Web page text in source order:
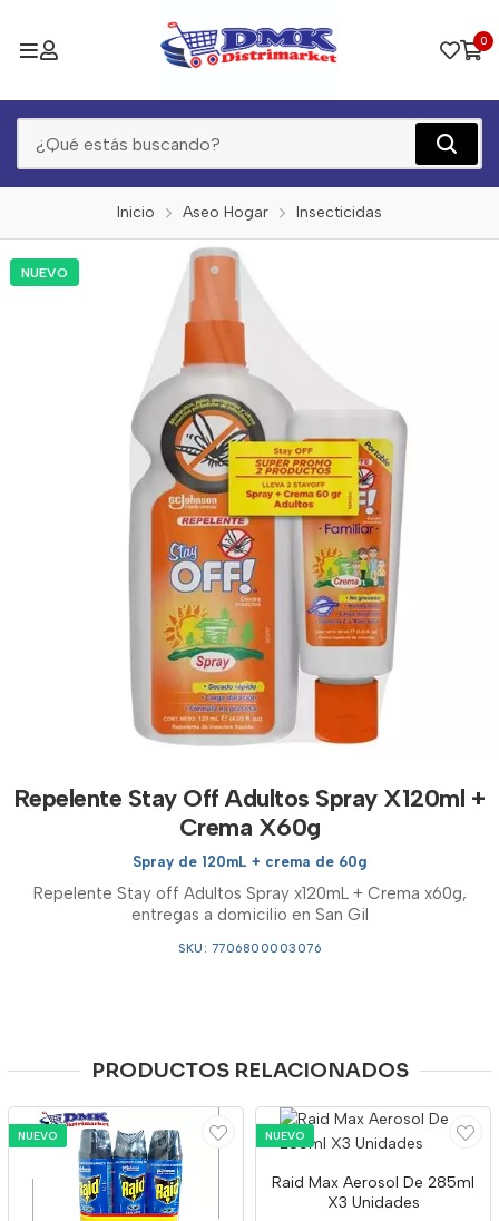
0
Inicio Aseo Hogar Insecticidas
NUEVO
Repelente Stay Off Adultos Spray X120ml +
Crema X60g
Spray de 120mL + crema de 60g
Repelente Stay off Adultos Spray x120mL + Crema x60g,
entregas a domicilio en San Gil
SKU: 7706800003076
PRODUCTOS RELACIONADOS
NUEVO NUEVO
Raid Max Aerosol De 285ml
X3 Unidades